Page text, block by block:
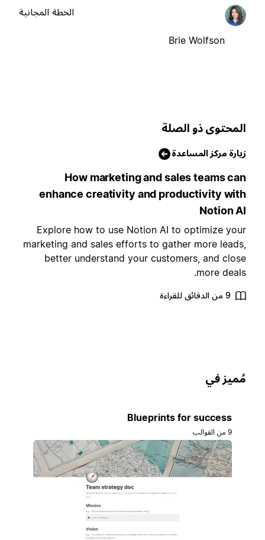
Brie Wolfson
الخطة المجانية
ذو الصلة
مركز المساعدة
How marketing and sales teams
enhance creativity and productivity
Notion
Explore how to use Notion AI to optimize
marketing and sales efforts to gather more
better understand your customers, and
more
9 من الدقائق للقراءة
في
Blueprints for success